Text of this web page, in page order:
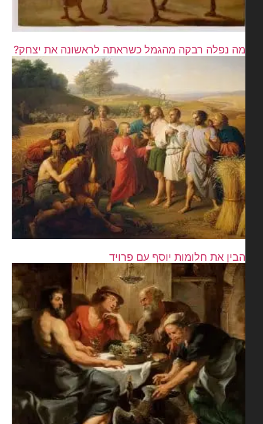
נפלה רבקה מהגמל כשראתה לראשונה את יצחק?
את חלומות יוסף עם פרויד